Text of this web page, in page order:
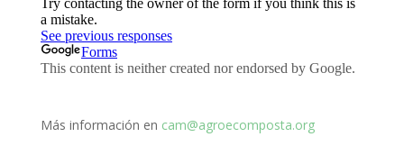
Más información en cam@agroecomposta.org